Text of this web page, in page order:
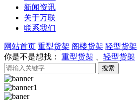
新闻资讯
关于万联
联系我们
网站首页 重型货架 阁楼货架 轻型货架
你是不是想找：
重型货架 轻型货架